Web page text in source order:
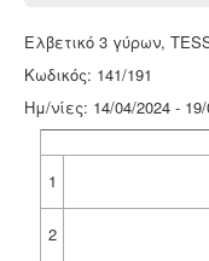
Ελβετικό 3 γύρων,
Κωδικός: 141/191
Ημ/νίες: 14/04/2024 -
1
2